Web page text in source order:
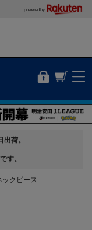
powered by
荷。
す。
ックピース